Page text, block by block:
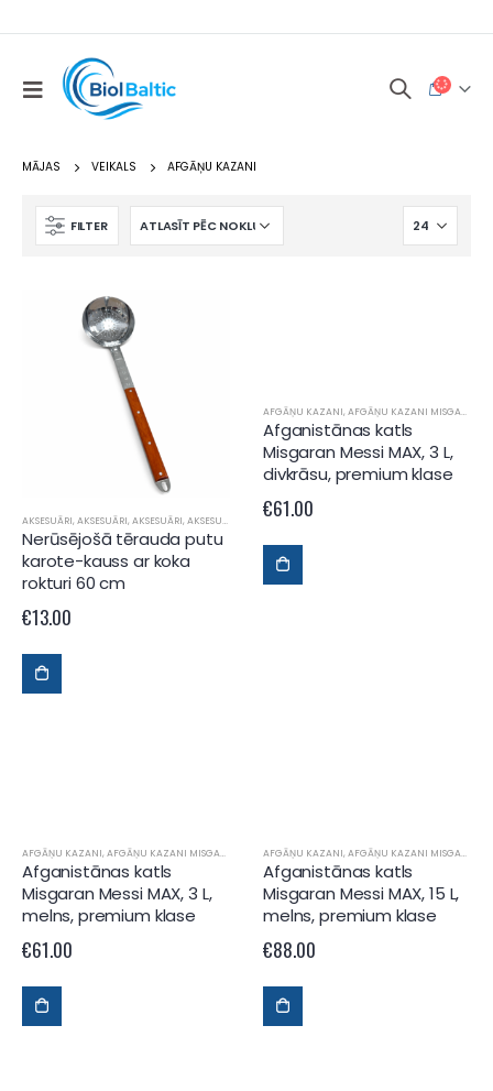
MĀJAS VEIKALS AFGĀŅU KAZANI
FILTER
AKSESUĀRI, AKSESUĀRI, AKSESUĀRI, AKSESUĀRI
Nerūsējošā tērauda putu
karote-kauss ar koka
rokturi 60 cm
€13.00
AFGĀŅU KAZANI, AFGĀŅU KAZANI MISGARAN
Afganistānas katls
Misgaran Messi MAX, 3 L,
divkrāsu, premium klase
€61.00
AFGĀŅU KAZANI, AFGĀŅU KAZANI MISGARAN
Afganistānas katls
Misgaran Messi MAX, 3 L,
melns, premium klase
€61.00
AFGĀŅU KAZANI, AFGĀŅU KAZANI MISGARAN
Afganistānas katls
Misgaran Messi MAX, 15 L,
melns, premium klase
€88.00